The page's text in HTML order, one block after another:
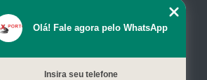
Missão
Serviços
Olá! Fale agora pelo WhatsApp
Insira seu telefone